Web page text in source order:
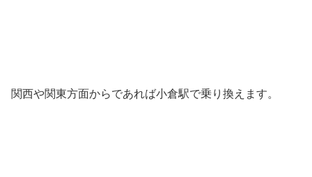
関西や関東方面からであれば小倉駅で乗り換えます。